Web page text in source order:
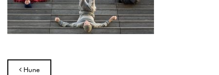
Navigation
Hune